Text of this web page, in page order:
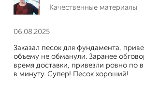
Качественные материалы
06.08.2025
Заказал песок для фундамента,
объему не обманули. Заранее
время доставки, привезли ровно по
в минуту. Супер! Песок хороший!